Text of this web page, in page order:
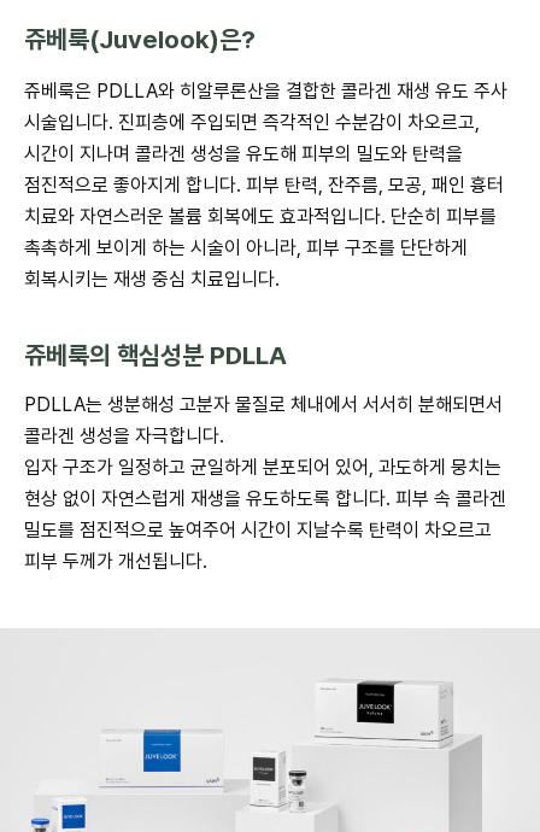
쥬베룩(Juvelook)은?
쥬베룩은 PDLLA와 히알루론산을 결합한 콜라겐 재생 유도 주사
시술입니다. 진피층에 주입되면 즉각적인 수분감이 차오르고,
시간이 지나며 콜라겐 생성을 유도해 피부의 밀도와 탄력을
점진적으로 좋아지게 합니다. 피부 탄력, 잔주름, 모공, 패인 흉터
치료와 자연스러운 볼륨 회복에도 효과적입니다. 단순히 피부를
촉촉하게 보이게 하는 시술이 아니라, 피부 구조를 단단하게
회복시키는 재생 중심 치료입니다.
쥬베룩의 핵심성분 PDLLA
PDLLA는 생분해성 고분자 물질로 체내에서 서서히 분해되면서
콜라겐 생성을 자극합니다.
입자 구조가 일정하고 균일하게 분포되어 있어, 과도하게 뭉치는
현상 없이 자연스럽게 재생을 유도하도록 합니다. 피부 속 콜라겐
밀도를 점진적으로 높여주어 시간이 지날수록 탄력이 차오르고
피부 두께가 개선됩니다.